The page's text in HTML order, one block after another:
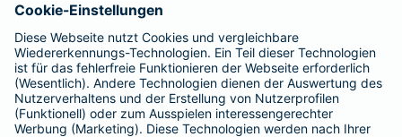
Barmenia ist Teil der BarmeniaGothaer
BELIEBTE SEITEN
Kranken-Zusatzversicherung
Tierversicherungen
Haftpflichtversicherung